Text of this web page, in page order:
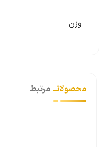
وزن
محصولاتــمرتبط